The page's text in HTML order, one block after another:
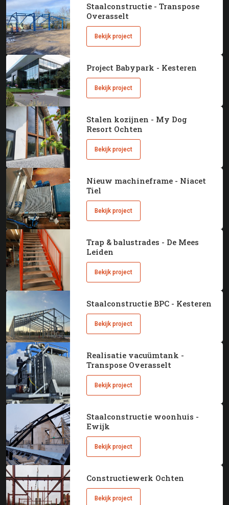
Staalconstructie - Transpose
Overasselt
Bekijk project
Project Babypark - Kesteren
Bekijk project
Stalen kozijnen - My Dog
Resort Ochten
Bekijk project
Nieuw machineframe - Niacet
Tiel
Bekijk project
Trap & balustrades - De Mees
Leiden
Bekijk project
Staalconstructie BPC - Kesteren
Bekijk project
Realisatie vacuümtank -
Transpose Overasselt
Bekijk project
Staalconstructie woonhuis -
Ewijk
Bekijk project
Constructiewerk Ochten
Bekijk project